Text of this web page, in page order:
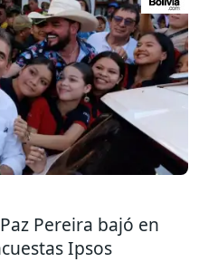
Pereira bajó en
Ipsos